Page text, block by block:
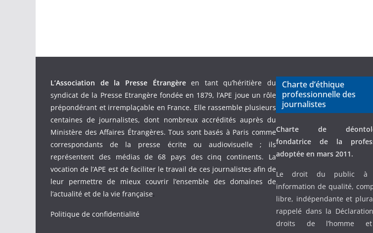
L’Association de la Presse Étrangèreen tant qu’héritière du
syndicat de la Presse Etrangère fondée en 1879, l’APE joue un rôle
prépondérant et irremplaçable en France. Elle rassemble plusieurs
centaines de journalistes, dont nombreux accrédités auprès du
Ministère des Affaires Étrangères. Tous sont basés à Paris comme
correspondants de la presse écrite ou audiovisuelle ; ils
représentent des médias de 68 pays des cinq continents. La
vocation de l’APE est de faciliter le travail de ces journalistes afin de
leur permettre de mieux couvrir l’ensemble des domaines de
l’actualité et de la vie française.
Politique de confidentialité
Charte d’éthique
professionnelle des
journalistes
Charte de
fondatrice de la
adoptée en mars 2011.
Le droit du public à
information de qualité,
libre, indépendante et
rappelé dans la
droits de l’homme